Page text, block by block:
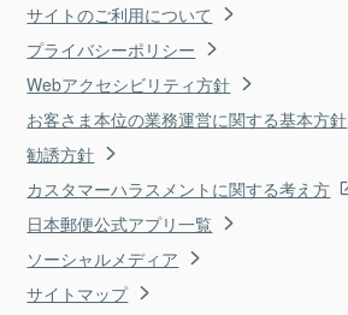
サイトのご利用について
プライバシーポリシー
Webアクセシビリティ方針
お客さま本位の業務運営に関する基本方針
勧誘方針
カスタマーハラスメントに関する考え方
日本郵便公式アプリ一覧
ソーシャルメディア
サイトマップ